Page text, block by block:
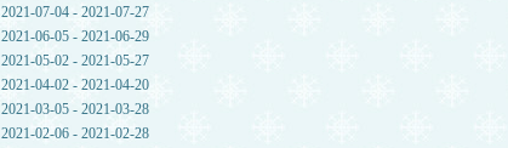
2021-07-04 - 2021-07-27
2021-06-05 - 2021-06-29
2021-05-02 - 2021-05-27
2021-04-02 - 2021-04-20
2021-03-05 - 2021-03-28
2021-02-06 - 2021-02-28